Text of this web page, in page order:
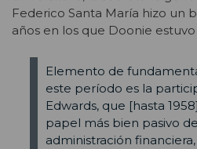
Federico Santa María hizo un
años en los que Doonie
Elemento de
este período es la
Edwards, que [hasta
papel más bien pasivo
administración